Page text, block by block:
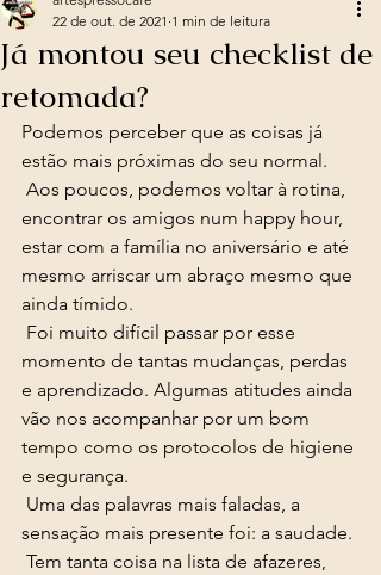
Já montou seu checklist de
retomada?
22 de out. de 2021 1 min de leitura
Podemos perceber que as coisas já
estão mais próximas do seu normal.
encontrar os amigos num happy hour,
estar com a família no aniversário e até
mesmo arriscar um abraço mesmo que
ainda tímido.
momento de tantas mudanças, perdas
e aprendizado. Algumas atitudes ainda
vão nos acompanhar por um bom
tempo como os protocolos de higiene
e segurança.
sensação mais presente foi: a saudade.